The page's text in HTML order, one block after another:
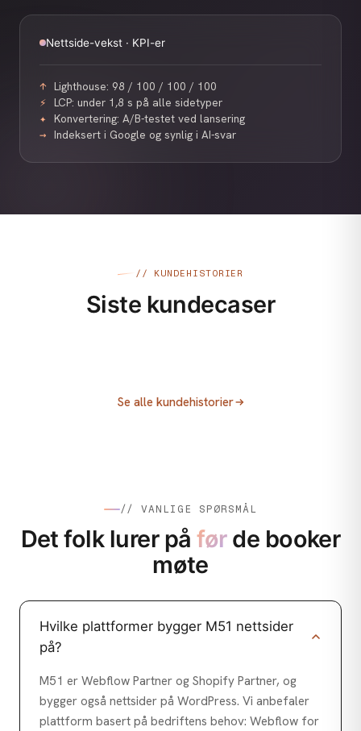
Nettside-vekst · KPI-er
↑ Lighthouse: 98 / 100 / 100 / 100
⚡ LCP: under 1,8 s på alle sidetyper
✦ Konvertering: A/B-testet ved lansering
→ Indeksert i Google og synlig i AI-svar
// KUNDEHISTORIER
Siste kundecaser
Fjellsport: Ikke la utsyret stoppe deg!
Se alle kundehistorier
// VANLIGE SPØRSMÅL
Det folk lurer påførde booker
møte
Hvilke plattformer bygger M51 nettsider
på?
M51 er Webflow Partner og Shopify Partner, og
bygger også nettsider på WordPress. Vi anbefaler
plattform basert på bedriftens behov: Webflow for